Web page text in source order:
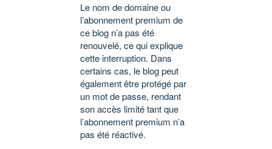
Le nom de domaine ou
l’abonnement premium de
ce blog n’a pas été
renouvelé, ce qui explique
cette interruption. Dans
certains cas, le blog peut
également être protégé par
un mot de passe, rendant
son accès limité tant que
l’abonnement premium n’a
pas été réactivé.